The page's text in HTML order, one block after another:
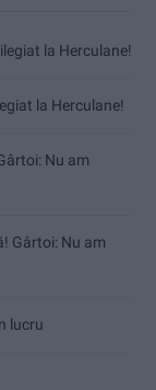
la Herculane!
la Herculane!
Nu am
Gârtoi: Nu am
lucru